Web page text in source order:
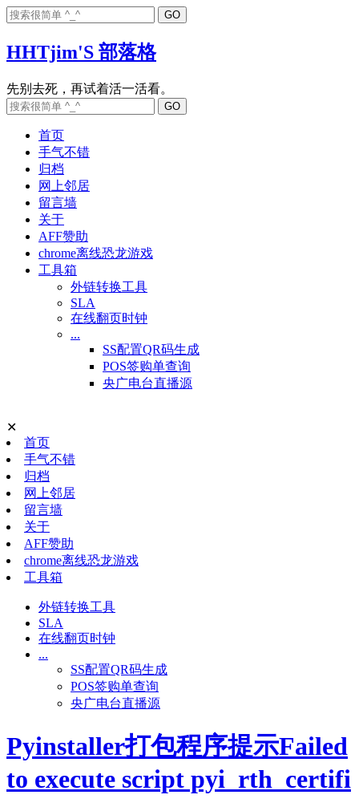
HHTjim'S 部落格
首页
手气不错
归档
网上邻居
留言墙
关于
AFF赞助
chrome离线恐龙游戏
工具箱
外链转换工具
SLA
在线翻页时钟
...
SS配置QR码生成
POS签购单查询
央广电台直播源
✕
首页
手气不错
归档
网上邻居
留言墙
关于
AFF赞助
chrome离线恐龙游戏
工具箱
外链转换工具
SLA
在线翻页时钟
...
SS配置QR码生成
POS签购单查询
央广电台直播源
Pyinstaller打包程序提示Failed
to execute script pyi_rth_certifi